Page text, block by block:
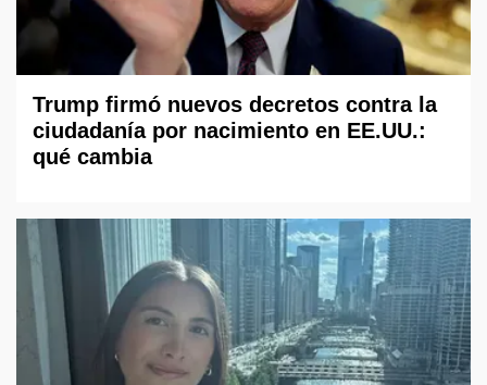
Trump firmó nuevos decretos contra la
ciudadanía por nacimiento en EE.UU.:
qué cambia